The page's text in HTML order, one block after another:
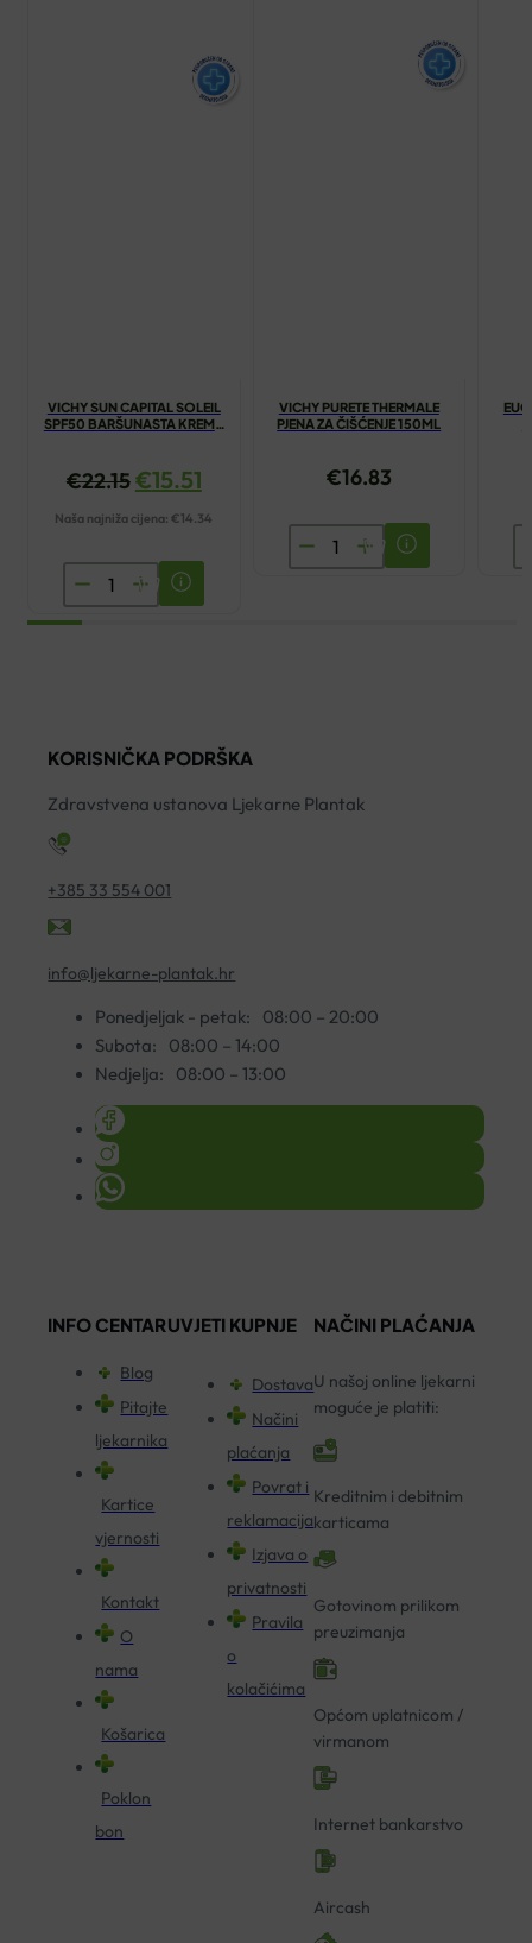
VICHY SUN CAPITAL SOLEIL
SPF50 BARŠUNASTA KREMA
€22.15€15.51
Naša najniža cijena:€14.34
VICHY
SUN
KREMA
50ML
VICHY PURETE THERMALE
PJENA ZA ČIŠĆENJE 150ML
€16.83
VICHY
PURETE
KORISNIČKA PODRŠKA
Zdravstvena ustanova Ljekarne Plantak
+385 33 554 001
info@ljekarne-plantak.hr
Ponedjeljak - petak:
08:00 – 20:00
Subota:
08:00 – 14:00
Nedjelja:
08:00 – 13:00
INFO CENTAR
Blog
Pitajte
ljekarnika
Kartice
vjernosti
Kontakt
O
nama
Košarica
Poklon
bon
UVJETI KUPNJE
Dostava
Načini
plaćanja
Povrat i
reklamacija
Izjava o
privatnosti
Pravila
o
kolačićima
NAČINI PLAĆANJA
U našoj online ljekarni
moguće je platiti:
Kreditnim i debitnim
karticama
Gotovinom prilikom
preuzimanja
Općom uplatnicom /
virmanom
Internet bankarstvo
Aircash